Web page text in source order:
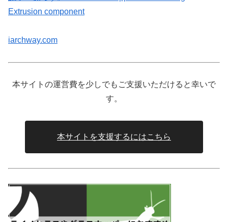
Extrusion component
iarchway.com
本サイトの運営費を少しでもご支援いただけると幸いで
す。
本サイトを支援するにはこちら